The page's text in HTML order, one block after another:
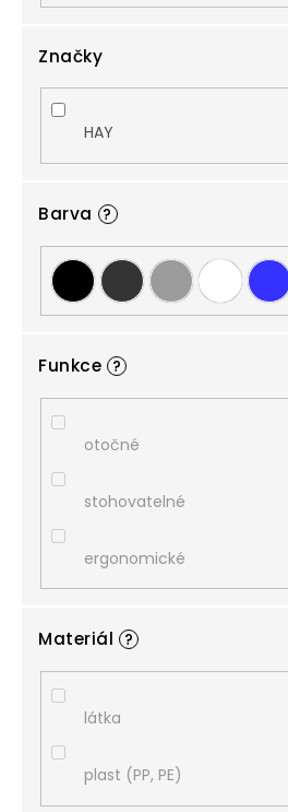
Značky
HAY
Barva ?
Funkce ?
otočné
stohovatelné
ergonomické
Materiál ?
látka
plast (PP, PE)